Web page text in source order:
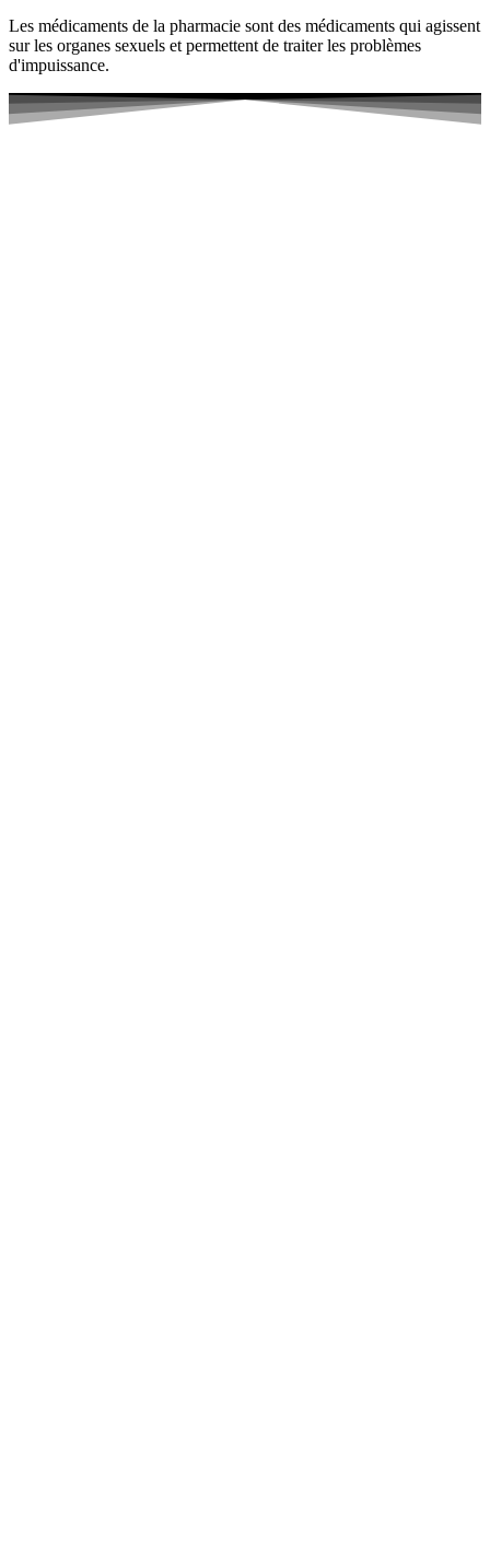
Les médicaments de la pharmacie sont des médicaments qui agissent
sur les organes sexuels et permettent de traiter les problèmes
d'impuissance.